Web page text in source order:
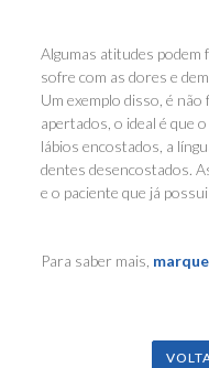
Algumas atitudes podem
sofre com as dores e
Um exemplo disso, é
apertados, o ideal é que
lábios encostados, a
dentes desencostados.
e o paciente que já
Para saber mais,